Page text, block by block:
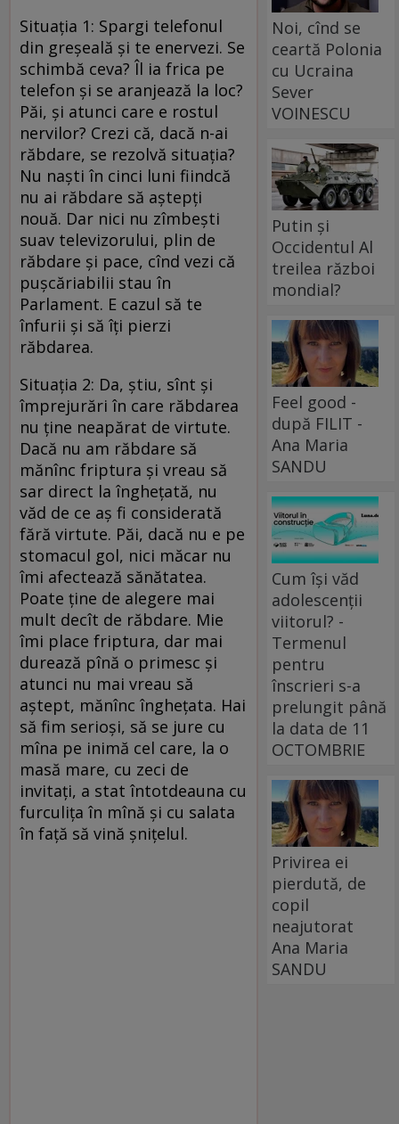
Situaţia 1: Spargi telefonul
din greşeală şi te enervezi. Se
schimbă ceva? Îl ia frica pe
telefon şi se aranjează la loc?
Păi, şi atunci care e rostul
nervilor? Crezi că, dacă n-ai
răbdare, se rezolvă situaţia?
Nu naşti în cinci luni fiindcă
nu ai răbdare să aştepţi
nouă. Dar nici nu zîmbeşti
suav televizorului, plin de
răbdare şi pace, cînd vezi că
puşcăriabilii stau în
Parlament. E cazul să te
înfurii şi să îţi pierzi
răbdarea.
Situaţia 2: Da, ştiu, sînt şi
împrejurări în care răbdarea
nu ţine neapărat de virtute.
Dacă nu am răbdare să
mănînc friptura şi vreau să
sar direct la îngheţată, nu
văd de ce aş fi considerată
fără virtute. Păi, dacă nu e pe
stomacul gol, nici măcar nu
îmi afectează sănătatea.
Poate ţine de alegere mai
mult decît de răbdare. Mie
îmi place friptura, dar mai
durează pînă o primesc şi
atunci nu mai vreau să
aştept, mănînc îngheţata. Hai
să fim serioşi, să se jure cu
mîna pe inimă cel care, la o
masă mare, cu zeci de
invitaţi, a stat întotdeauna cu
furculiţa în mînă şi cu salata
în faţă să vină şniţelul.
Noi, cînd se
ceartă Polonia
cu Ucraina
Sever
VOINESCU
Putin și
Occidentul Al
treilea război
mondial?
Feel good -
după FILIT -
Ana Maria
SANDU
Cum își văd
adolescenții
viitorul? -
Termenul
pentru
înscrieri s-a
prelungit până
la data de 11
OCTOMBRIE
Privirea ei
pierdută, de
copil
neajutorat
Ana Maria
SANDU